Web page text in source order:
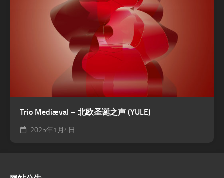
Trio Mediæval – 北欧圣诞之声 (YULE)
2025年1月4日